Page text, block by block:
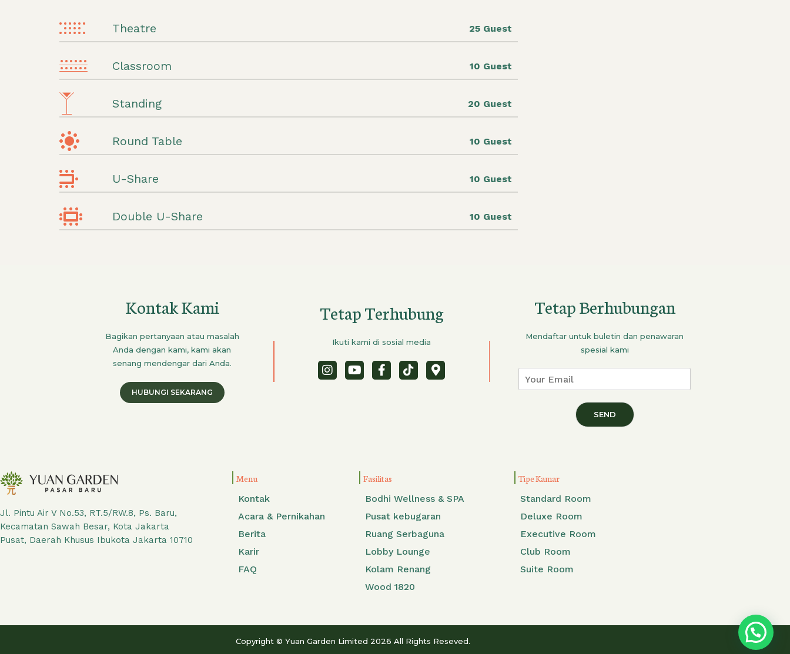
Theatre 25 Guest
Classroom 10 Guest
Standing 20 Guest
Round Table 10 Guest
U-Share 10 Guest
Double U-Share 10 Guest
Kontak Kami
Bagikan pertanyaan atau masalah
Anda dengan kami, kami akan
senang mendengar dari Anda.
HUBUNGI SEKARANG
Tetap Terhubung
Ikuti kami di sosial media
Tetap Berhubungan
Mendaftar untuk buletin dan penawaran
spesial kami
SEND
Jl. Pintu Air V No.53, RT.5/RW.8, Ps. Baru,
Kecamatan Sawah Besar, Kota Jakarta
Pusat, Daerah Khusus Ibukota Jakarta 10710
Menu
Kontak
Acara & Pernikahan
Berita
Karir
FAQ
Fasilitas
Bodhi Wellness & SPA
Pusat kebugaran
Ruang Serbaguna
Lobby Lounge
Kolam Renang
Wood 1820
Tipe Kamar
Standard Room
Deluxe Room
Executive Room
Club Room
Suite Room
Copyright © Yuan Garden Limited 2026 All Rights Reseved.